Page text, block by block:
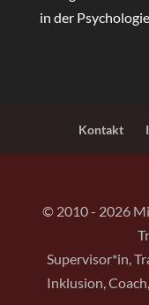
Kontakt
© 2010 - 2026
Supervisor*in,
Inklusion,